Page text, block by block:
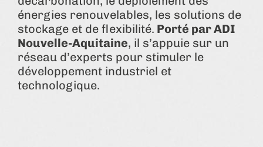
énergies renouvelables, les solutions de
stockage et de flexibilité. Porté par ADI
Nouvelle-Aquitaine, il s’appuie sur un
réseau d’experts pour stimuler le
développement industriel et
technologique.